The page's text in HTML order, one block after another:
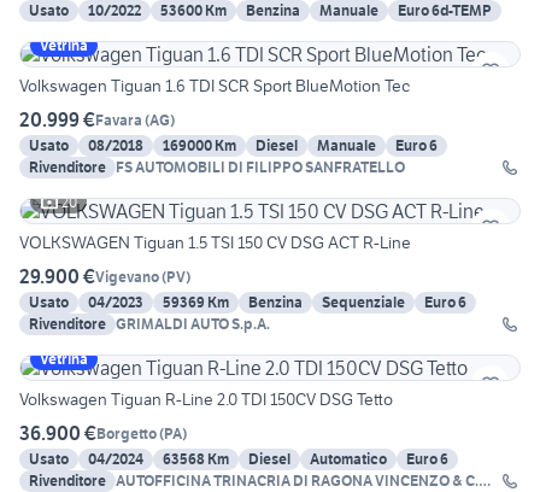
Usato
10/2022 53600 Km Benzina Manuale
Euro 6d-TEMP
Vetrina
Volkswagen Tiguan 1.6 TDI SCR Sport BlueMotion Tec
20.999 €Favara (AG)
Usato
08/2018 169000 Km Diesel Manuale
Euro 6
Rivenditore FS AUTOMOBILI DI FILIPPO SANFRATELLO
20
VOLKSWAGEN Tiguan 1.5 TSI 150 CV DSG ACT R-Line
29.900 €Vigevano(PV)
Usato
04/2023 59369 Km Benzina Sequenziale
Euro 6
Rivenditore GRIMALDI AUTO S.p.A.
Vetrina
Volkswagen Tiguan R-Line 2.0 TDI 150CV DSG Tetto
36.900 €Borgetto(PA)
Usato
04/2024 63568 Km Diesel Automatico
Euro 6
Rivenditore AUTOFFICINA TRINACRIA DI RAGONA VINCENZO & C.